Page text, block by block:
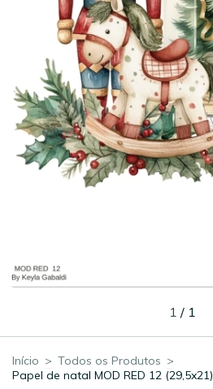
1 / 1
Início > Todos os Produtos >
Papel de natal MOD RED 12 (29,5x21)